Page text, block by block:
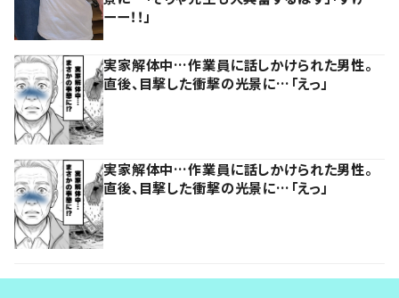
ーー！！」
実家解体中…作業員に話しかけられた男性。
直後、目撃した衝撃の光景に…「えっ」
実家解体中…作業員に話しかけられた男性。
直後、目撃した衝撃の光景に…「えっ」